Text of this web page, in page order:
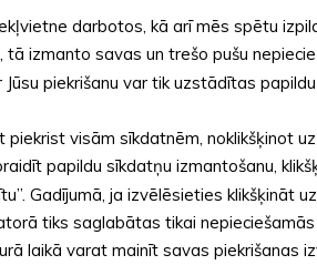
līdz 14. oktobrim.
reģionu nevalstisko
apkopoti un nodoti tālāk
Saliedētas
valsts pārvaldes
darbotos, kā arī mēs spētu
tā izmanto savas un trešo pušu
Jūsu piekrišanu var tik uzstādītas
piekrist visām sīkdatnēm, noklikšķinot
papildu sīkdatņu izmantošanu,
Gadījumā, ja izvēlēsieties klikšķināt
tiks saglabātas tikai nepieciešamās
laikā varat mainīt savas piekrišanas